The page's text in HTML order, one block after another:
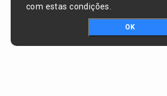
com estas condições.
OK